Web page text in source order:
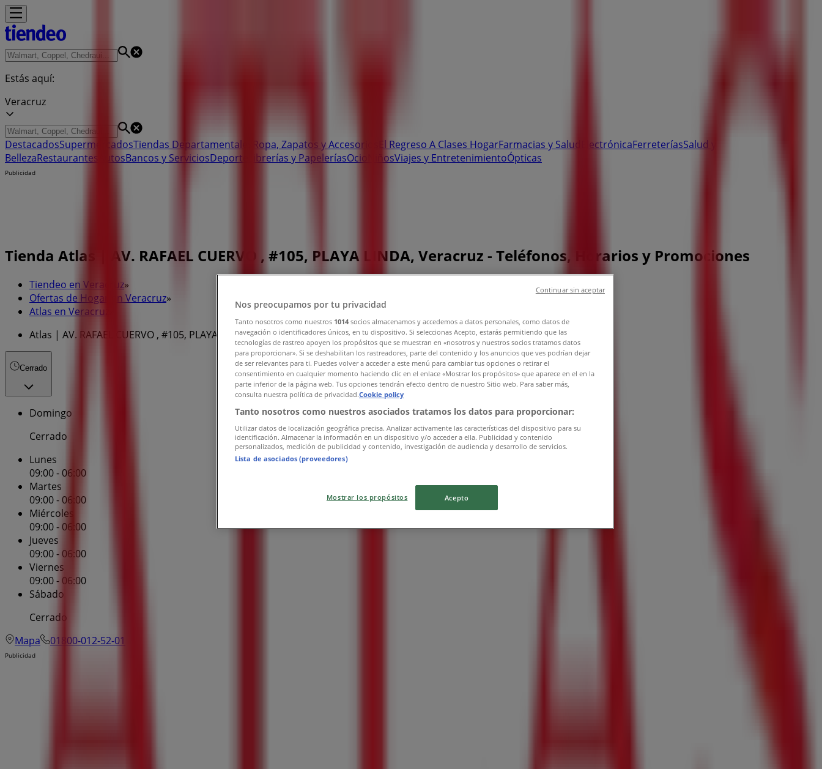
Estás aquí:
Veracruz
DestacadosSupermercadosTiendas Departamentales Ropa, Zapatos y Accesorios El Regreso A Clases HogarFarmacias y Salud ElectrónicaFerreteríasSalud y
BellezaRestaurantes AutosBancos y ServiciosDeporte Librerías y PapeleríasOcio NiñosViajes y EntretenimientoÓpticas
Publicidad
Tienda Atlas | AV. RAFAEL CUERVO , #105, PLAYA LINDA, Veracruz - Teléfonos, Horarios y Promociones
Tiendeo en Veracruz»
Ofertas de Hogar en Veracruz»
Atlas en Veracruz
Atlas | AV. RAFAEL CUERVO , #105, PLAYA LINDA
Cerrado
Domingo
Cerrado
Lunes
09:00 - 06:00
Martes
09:00 - 06:00
Miércoles
09:00 - 06:00
Jueves
09:00 - 06:00
Viernes
09:00 - 06:00
Sábado
Cerrado
Mapa
01800-012-52-01
Publicidad
Nos preocupamos por tu privacidad
Tanto nosotros como nuestros 1014 socios almacenamos y accedemos a datos personales, como datos de
navegación o identificadores únicos, en tu dispositivo. Si seleccionas Acepto, estarás permitiendo que las
tecnologías de rastreo apoyen los propósitos que se muestran en «nosotros y nuestros socios tratamos datos
para proporcionar». Si se deshabilitan los rastreadores, parte del contenido y los anuncios que ves podrían dejar
de ser relevantes para ti. Puedes volver a acceder a este menú para cambiar tus opciones o retirar el
consentimiento en cualquier momento haciendo clic en el enlace «Mostrar los propósitos» que aparece en el en la
parte inferior de la página web. Tus opciones tendrán efecto dentro de nuestro Sitio web. Para saber más,
consulta nuestra política de privacidad.Cookie policy
Tanto nosotros como nuestros asociados tratamos los datos para proporcionar:
Utilizar datos de localización geográfica precisa. Analizar activamente las características del dispositivo para su
identificación. Almacenar la información en un dispositivo y/o acceder a ella. Publicidad y contenido
personalizados, medición de publicidad y contenido, investigación de audiencia y desarrollo de servicios.
Lista de asociados (proveedores)
Mostrar los propósitos Acepto
Continuar sin aceptar